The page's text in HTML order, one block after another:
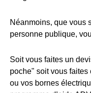
Néanmoins, que vous
personne publique,
Soit vous faites un
poche" soit vous faites
ou vos bornes